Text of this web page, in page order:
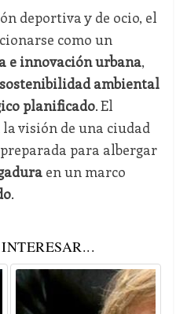
deportiva y de ocio, el
como un
e innovación urbana,
sostenibilidad ambiental
planificado. El
visión de una ciudad
para albergar
en un marco
.